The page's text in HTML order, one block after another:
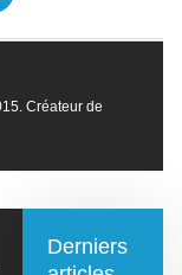
Créateur de
Derniers